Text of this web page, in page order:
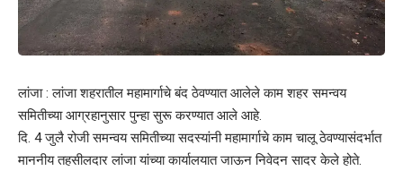
लांजा : लांजा शहरातील महामार्गाचे बंद ठेवण्यात आलेले काम शहर समन्वय
समितीच्या आग्रहानुसार पुन्हा सुरू करण्यात आले आहे.
दि. 4 जुलै रोजी समन्वय समितीच्या सदस्यांनी महामार्गाचे काम चालू ठेवण्यासंदर्भात
माननीय तहसीलदार लांजा यांच्या कार्यालयात जाऊन निवेदन सादर केले होते.